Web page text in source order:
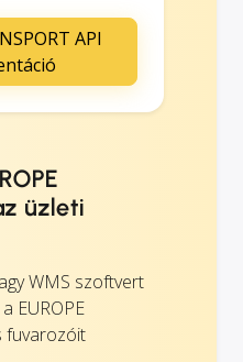
API
üzleti
WMS szoftvert
EUROPE
fuvarozóit